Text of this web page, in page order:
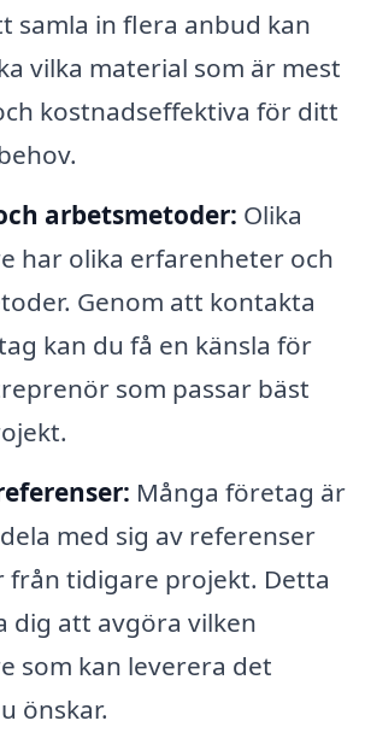
samla in flera anbud kan
vilka material som är mest
kostnadseffektiva för ditt
arbetsmetoder: Olika
har olika erfarenheter och
Genom att kontakta
kan du få en känsla för
som passar bäst
Många företag är
med sig av referenser
från tidigare projekt. Detta
dig att avgöra vilken
som kan leverera det
önskar.